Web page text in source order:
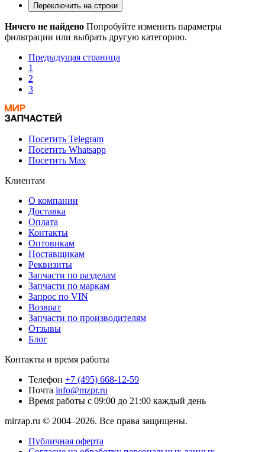
Переключить на строки
Ничего не найдено Попробуйте изменить параметры
фильтрации или выбрать другую категорию.
Предыдущая страница
1
2
3
Посетить Telegram
Посетить Whatsapp
Посетить Max
Клиентам
О компании
Доставка
Оплата
Контакты
Оптовикам
Поставщикам
Реквизиты
Запчасти по разделам
Запчасти по маркам
Запрос по VIN
Возврат
Запчасти по производителям
Отзывы
Блог
Контакты и время работы
Телефон +7 (495) 668-12-59
Почта info@mzpr.ru
Время работы с 09:00 до 21:00 каждый день
mirzap.ru © 2004–2026. Все права защищены.
Публичная оферта